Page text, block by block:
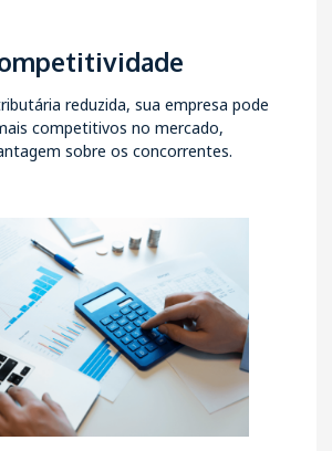
reduzida, sua empresa pode
competitivos no mercado,
sobre os concorrentes.